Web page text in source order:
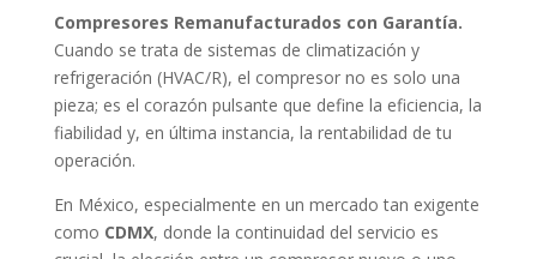
Compresores Remanufacturados con Garantía.
Cuando se trata de sistemas de climatización y
refrigeración (HVAC/R), el compresor no es solo una
pieza; es el corazón pulsante que define la eficiencia, la
fiabilidad y, en última instancia, la rentabilidad de tu
operación.
En México, especialmente en un mercado tan exigente
como CDMX, donde la continuidad del servicio es